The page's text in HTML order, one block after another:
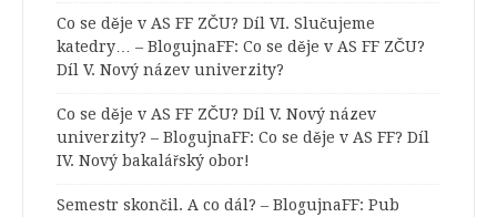
Co se děje v AS FF ZČU? Díl VI. Slučujeme
katedry… – BlogujnaFF: Co se děje v AS FF ZČU?
Díl V. Nový název univerzity?
Co se děje v AS FF ZČU? Díl V. Nový název
univerzity? – BlogujnaFF: Co se děje v AS FF? Díl
IV. Nový bakalářský obor!
Semestr skončil. A co dál? – BlogujnaFF: Pub